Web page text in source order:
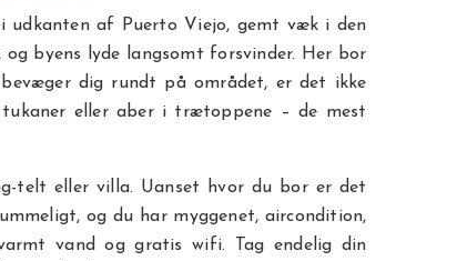
udkanten af Puerto Viejo, gemt væk i den
byens lyde langsomt forsvinder. Her bor
dig rundt på området, er det ikke
eller aber i trætoppene – de mest
telt eller villa. Uanset hvor du bor er det
og du har myggenet, aircondition,
vand og gratis wifi. Tag endelig din